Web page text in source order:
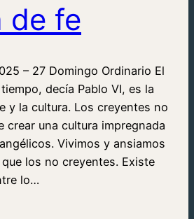
de fe
– 27 Domingo Ordinario El
decía Pablo VI, es la
y la cultura. Los creyentes no
crear una cultura impregnada
Vivimos y ansiamos
los no creyentes. Existe
lo…